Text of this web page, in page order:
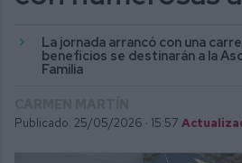
La jornada arrancó con una
beneficios se destinarán a la
Familia
Publicado: 25/05/2026 · 15:57